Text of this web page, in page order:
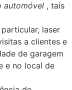
automóvel , tais
laser
a clientes e
de garagem
e no local de